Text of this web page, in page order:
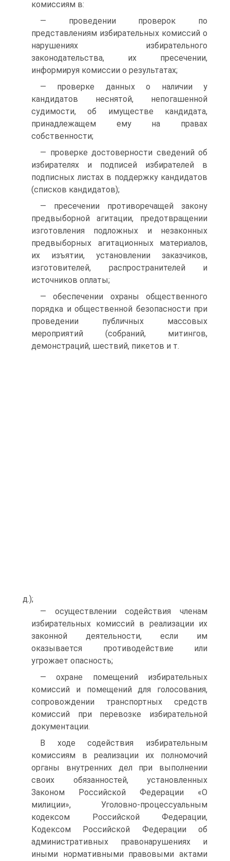
комиссиям в:
— проведении проверок по
представлениям избирательных комиссий о
нарушениях избирательного
законодательства, их пресечении,
информируя комиссии о результатах;
— проверке данных о наличии у
кандидатов неснятой, непогашенной
судимости, об имуществе кандидата,
принадлежащем ему на правах
собственности;
— проверке достоверности сведений об
избирателях и подписей избирателей в
подписных листах в поддержку кандидатов
(списков кандидатов);
— пресечении противоречащей закону
предвыборной агитации, предотвращении
изготовления подложных и незаконных
предвыборных агитационных материалов,
их изъятии, установлении заказчиков,
изготовителей, распространителей и
источников оплаты;
— обеспечении охраны общественного
порядка и общественной безопасности при
проведении публичных массовых
мероприятий (собраний, митингов,
демонстраций, шествий, пикетов и т.
д.);
— осуществлении содействия членам
избирательных комиссий в реализации их
законной деятельности, если им
оказывается противодействие или
угрожает опасность;
— охране помещений избирательных
комиссий и помещений для голосования,
сопровождении транспортных средств
комиссий при перевозке избирательной
документации.
В ходе содействия избирательным
комиссиям в реализации их полномочий
органы внутренних дел при выполнении
своих обязанностей, установленных
Законом Российской Федерации «О
милиции», Уголовно-процессуальным
кодексом Российской Федерации,
Кодексом Российской Федерации об
административных правонарушениях и
иными нормативными правовыми актами